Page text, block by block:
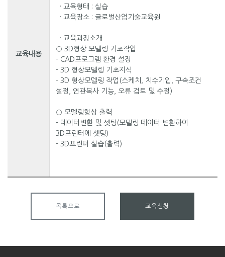
교육내용
· 교육형태 : 실습
· 교육장소 : 글로벌산업기술교육원
· 교육과정소개
○ 3D형상 모델링 기초작업
- CAD프로그램 환경 설정
- 3D 형상모델링 기초지식
- 3D 형상모델링 작업(스케치, 치수기입, 구속조건
설정, 연관복사 기능, 오류 검토 및 수정)
○ 모델링형상 출력
- 데이터변환 및 셋팅(모델링 데이터 변환하여
3D프린터에 셋팅)
- 3D프린터 실습(출력)
목록으로 교육신청